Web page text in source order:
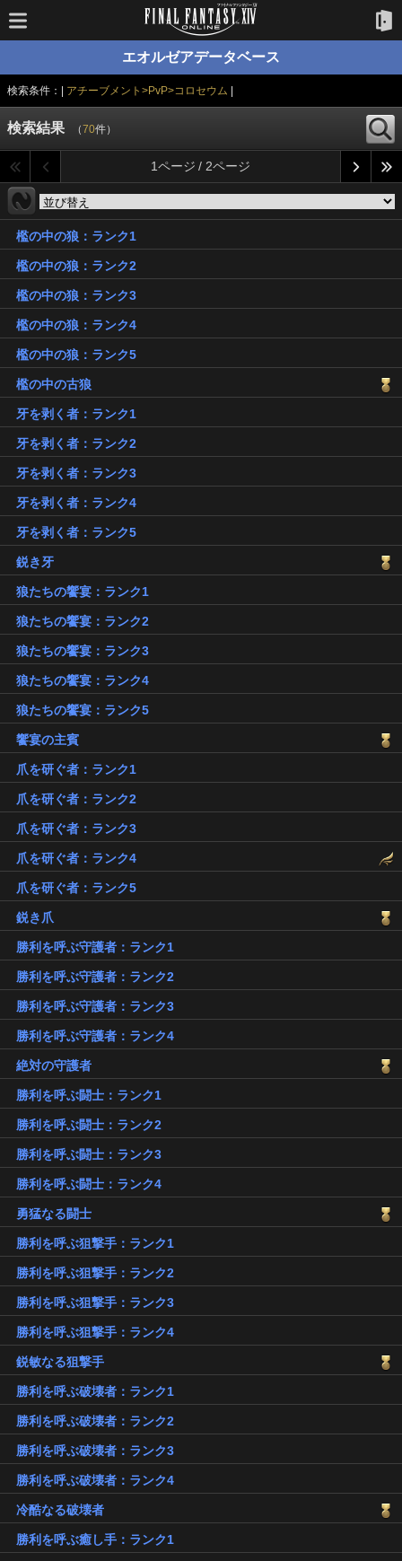
エオルゼアデータベース
検索条件：| アチーブメント>PvP>コロセウム
検索結果 （70件）
1ページ / 2ページ
檻の中の狼：ランク1
檻の中の狼：ランク2
檻の中の狼：ランク3
檻の中の狼：ランク4
檻の中の狼：ランク5
檻の中の古狼
牙を剥く者：ランク1
牙を剥く者：ランク2
牙を剥く者：ランク3
牙を剥く者：ランク4
牙を剥く者：ランク5
鋭き牙
狼たちの饗宴：ランク1
狼たちの饗宴：ランク2
狼たちの饗宴：ランク3
狼たちの饗宴：ランク4
狼たちの饗宴：ランク5
饗宴の主賓
爪を研ぐ者：ランク1
爪を研ぐ者：ランク2
爪を研ぐ者：ランク3
爪を研ぐ者：ランク4
爪を研ぐ者：ランク5
鋭き爪
勝利を呼ぶ守護者：ランク1
勝利を呼ぶ守護者：ランク2
勝利を呼ぶ守護者：ランク3
勝利を呼ぶ守護者：ランク4
絶対の守護者
勝利を呼ぶ闘士：ランク1
勝利を呼ぶ闘士：ランク2
勝利を呼ぶ闘士：ランク3
勝利を呼ぶ闘士：ランク4
勇猛なる闘士
勝利を呼ぶ狙撃手：ランク1
勝利を呼ぶ狙撃手：ランク2
勝利を呼ぶ狙撃手：ランク3
勝利を呼ぶ狙撃手：ランク4
鋭敏なる狙撃手
勝利を呼ぶ破壊者：ランク1
勝利を呼ぶ破壊者：ランク2
勝利を呼ぶ破壊者：ランク3
勝利を呼ぶ破壊者：ランク4
冷酷なる破壊者
勝利を呼ぶ癒し手：ランク1